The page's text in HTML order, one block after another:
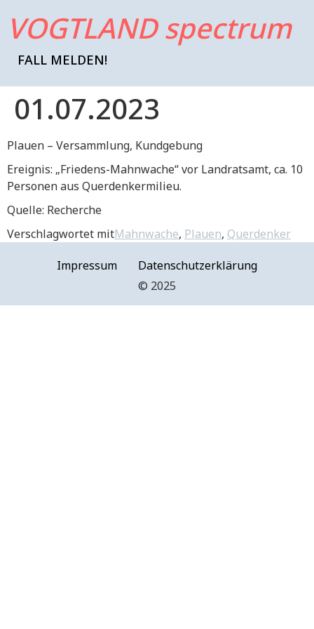
VOGTLAND spectrum
FALL MELDEN!
01.07.2023
Plauen – Versammlung, Kundgebung
Ereignis: „Friedens-Mahnwache“ vor Landratsamt, ca. 10
Personen aus Querdenkermilieu.
Quelle: Recherche
Verschlagwortet mitMahnwache, Plauen, Querdenker
Impressum
Datenschutzerklärung
©️ 2025